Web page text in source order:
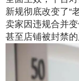
新规彻底改变了“
卖家因违规合并
甚至店铺被封禁的